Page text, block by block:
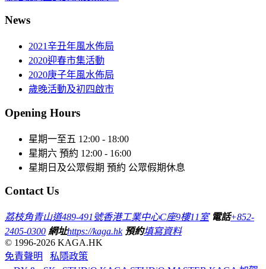
News
2021辛丑年風水佈局
2020迎春市集活動
2020庚子年風水佈局
歲晚活動及初四啟市
Opening Hours
星期一至五 12:00 - 18:00
星期六 預約 12:00 - 16:00
星期日及公眾假期 預約 公眾假期休息
Contact Us
荔枝角青山道489-491號香港工業中心C座9樓11室 電話+852-
2405-0300 網址https://kaga.hk 預約填寫資料
© 1996-2026 KAGA.HK
免責聲明
私隱政策